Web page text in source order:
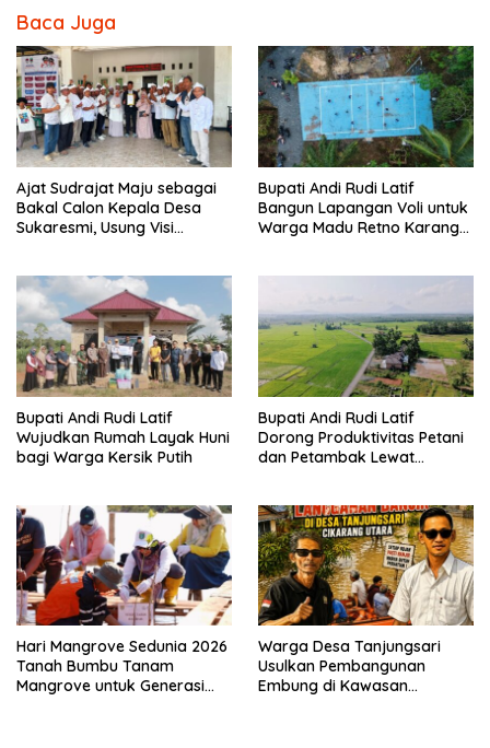
Baca Juga
Ajat Sudrajat Maju sebagai
Bakal Calon Kepala Desa
Sukaresmi, Usung Visi
Bupati Andi Rudi Latif
Bangun Lapangan Voli untuk
Warga Madu Retno Karang
Bupati Andi Rudi Latif
Wujudkan Rumah Layak Huni
bagi Warga Kersik Putih
Bupati Andi Rudi Latif
Dorong Produktivitas Petani
dan Petambak Lewat
Hari Mangrove Sedunia 2026
Tanah Bumbu Tanam
Mangrove untuk Generasi
Warga Desa Tanjungsari
Usulkan Pembangunan
Embung di Kawasan